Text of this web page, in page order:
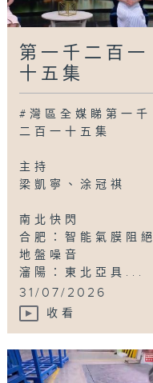
第一千二百一
十五集
#灣區全媒睇第一千
二百一十五集
主持
梁凱寧、涂冠祺
南北快閃
合肥：智能氣膜阻絕
地盤噪音
瀋陽：東北亞具...
31/07/2026
收看